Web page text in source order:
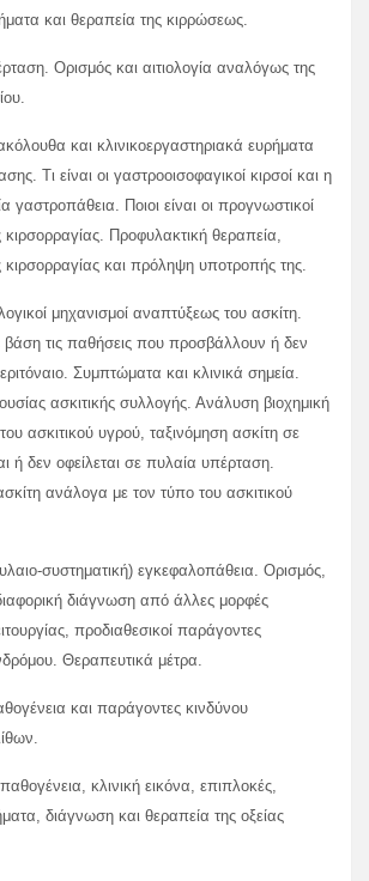
και θεραπεία της κιρρώσεως.
Ορισμός και αιτιολογία αναλόγως της
και κλινικοεργαστηριακά ευρήματα
Τι είναι οι γαστροοισοφαγικοί κιρσοί και η
γαστροπάθεια. Ποιοι είναι οι προγνωστικοί
κιρσορραγίας. Προφυλακτική θεραπεία,
κιρσορραγίας και πρόληψη υποτροπής της.
μηχανισμοί αναπτύξεως του ασκίτη.
βάση τις παθήσεις που προσβάλλουν ή δεν
Συμπτώματα και κλινικά σημεία.
ασκιτικής συλλογής. Ανάλυση βιοχημική
ασκιτικού υγρού, ταξινόμηση ασκίτη σε
ή δεν οφείλεται σε πυλαία υπέρταση.
ανάλογα με τον τύπο του ασκιτικού
συστηματική) εγκεφαλοπάθεια. Ορισμός,
διάγνωση από άλλες μορφές
προδιαθεσικοί παράγοντες
Θεραπευτικά μέτρα.
και παράγοντες κινδύνου
κλινική εικόνα, επιπλοκές,
διάγνωση και θεραπεία της οξείας